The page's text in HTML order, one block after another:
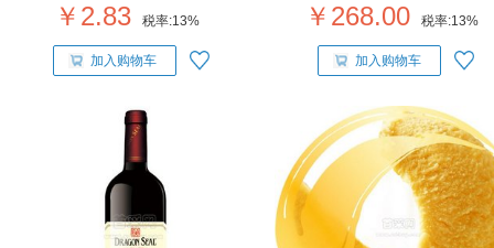
￥2.83 税率:13%
加入购物车
￥268.00 税率:13%
加入购物车